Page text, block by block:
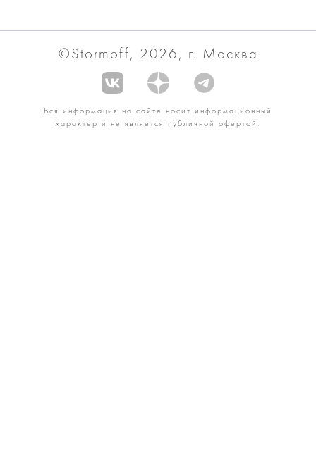
©Stormoff, 2026, г. Москва
Вся информация на сайте носит информационный
характер и не является публичной офертой.